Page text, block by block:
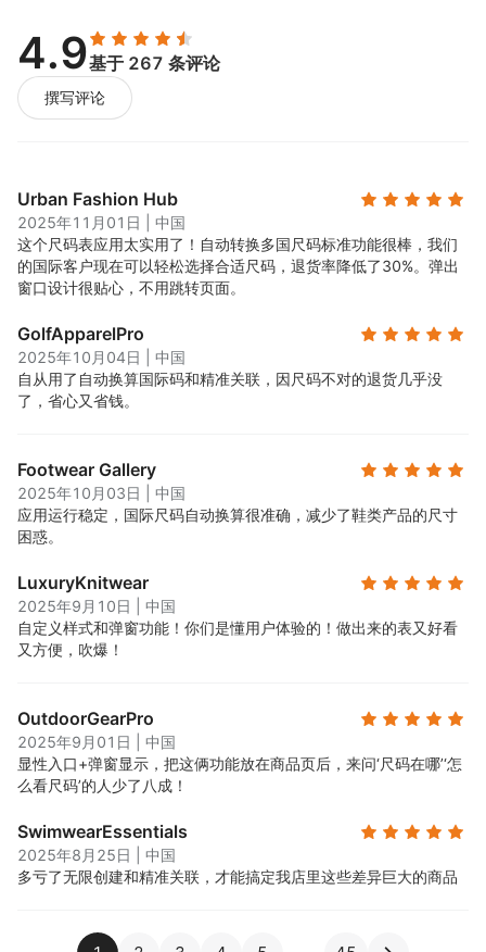
4.9基于 267 条评论
撰写评论
Urban Fashion Hub
2025年11月01日
中国
这个尺码表应用太实用了！自动转换多国尺码标准功能很棒，我们
的国际客户现在可以轻松选择合适尺码，退货率降低了30%。弹出
窗口设计很贴心，不用跳转页面。
GolfApparelPro
2025年10月04日
中国
自从用了自动换算国际码和精准关联，因尺码不对的退货几乎没
了，省心又省钱。
Footwear Gallery
2025年10月03日
中国
应用运行稳定，国际尺码自动换算很准确，减少了鞋类产品的尺寸
困惑。
LuxuryKnitwear
2025年9月10日
中国
自定义样式和弹窗功能！你们是懂用户体验的！做出来的表又好看
又方便，吹爆！
OutdoorGearPro
2025年9月01日
中国
显性入口+弹窗显示，把这俩功能放在商品页后，来问‘尺码在哪’‘怎
么看尺码’的人少了八成！
SwimwearEssentials
2025年8月25日
中国
多亏了无限创建和精准关联，才能搞定我店里这些差异巨大的商品